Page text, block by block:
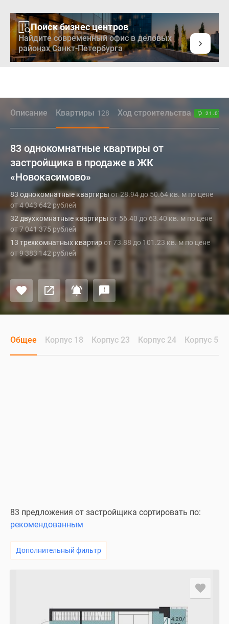
Поиск бизнес центров
Найдите современный офис в деловых
районах Санкт-Петербурга
Описание Квартиры 128 Ход строительства
83 однокомнатные квартиры от
застройщика в продаже в ЖК
«Новокасимово»
83 однокомнатные квартирыот 28.94 до 50.64 кв. м по цене
от 4 043 642 рублей
32 двухкомнатные квартиры от 56.40 до 63.40 кв. м по цене
от 7 041 375 рублей
13 трехкомнатных квартирот 73.88 до 101.23 кв. м по цене
от 9 383 142 рублей
Общее Корпус 18 Корпус 23 Корпус 24 Корпус 5
83 предложения от застройщика сортировать по:
рекомендованным
Дополнительный фильтр